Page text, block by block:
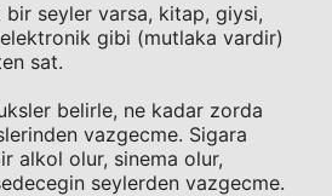
bir seyler varsa, kitap, giysi,
gibi (mutlaka vardir)
sat.
belirle, ne kadar zorda
vazgecme. Sigara
alkol olur, sinema olur,
seylerden vazgecme.